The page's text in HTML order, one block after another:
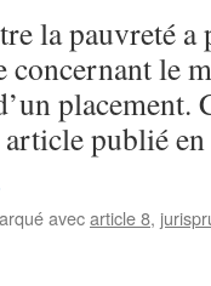
la pauvreté
le
placement.
article publié
avecarticle 8,